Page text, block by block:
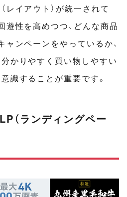
レイアウト）が統一されて
遊性を高めつつ、どんな商品
ャンペーンをやっているか、
かりやすく買い物しやすい
識することが重要です。
（ランディングペー